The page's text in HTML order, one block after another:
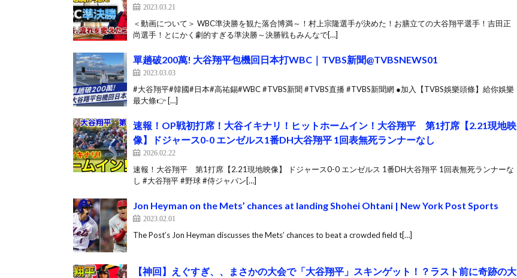
2023.03.21
＜動画について＞ WBC準決勝を観た落合博満～！村上宗隆選手が決めた！お膳立ての大谷翔平選手！吉田正
尚選手！とにかく劇的すぎる準決勝～決勝戦もみんなで[…]
單趟破200萬! 大谷翔平包機回日本打WBC｜TVBS新聞@TVBSNEWS01
2023.03.03
#大谷翔平#韓國#日本#高祐錫#WBC #TVBS新聞 #TVBS直播 #TVBS新聞網 ●加入【TVBS娛樂頭條】給你娛樂
最大條👉 […]
速報！OP戦初打席！大谷イキナリ！ヒットホームイン！大谷翔平 第1打席【2.21現地映
像】ドジャース0-0 エンゼルス1番DH大谷翔平 1回表無死ランナーなし
2026.02.22
速報！大谷翔平 第1打席【2.21現地映像】 ドジャース0-0 エンゼルス 1番DH大谷翔平 1回表無死ランナーな
し #大谷翔平 #野球 #侍ジャパン[…]
Jon Heyman on the Mets’ chances at landing Shohei Ohtani | New York Post Sports
2023.02.01
The Post’s Jon Heyman discusses the Mets’ chances to beat a crowded field t[…]
【神回】えぐすぎ、、まさかの大会で「大谷翔平」スキンゲット！？ラスト前に奇跡の大